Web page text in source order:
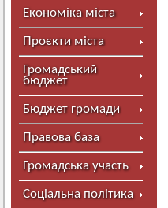
Економіка міста
Проєкти міста
Громадський
бюджет
Бюджет громади
Правова база
Громадська участь
Соціальна політика